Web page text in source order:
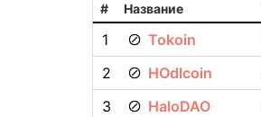
# Название
1 Tokoin
2
HOdlcoin
3
HaloDAO